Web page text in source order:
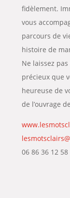
fidèlement.
vous
parcours de
histoire de
Ne laissez pas
précieux que
heureuse de
de l’ouvrage
06 86 36 12 58